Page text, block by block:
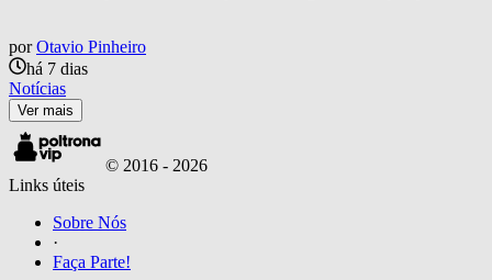
por Otavio Pinheiro
há 7 dias
Notícias
Ver mais
© 2016 - 2026
Links úteis
Sobre Nós
·
Faça Parte!